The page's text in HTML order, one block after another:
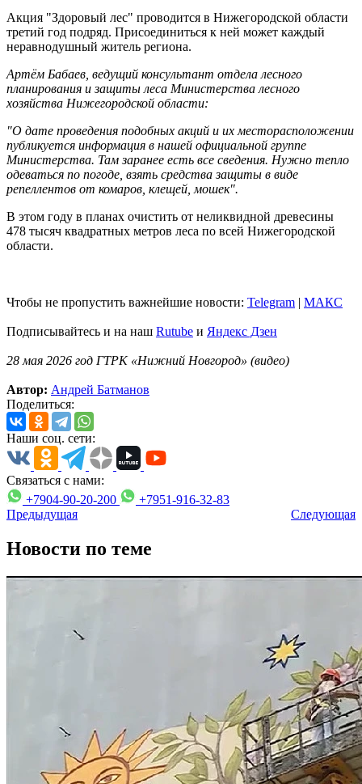
Акция "Здоровый лес" проводится в Нижегородской области
третий год подряд. Присоединиться к ней может каждый
неравнодушный житель региона.
Артём Бабаев, ведущий консультант отдела лесного
планирования и защиты леса Министерства лесного
хозяйства Нижегородской области:
"О дате проведения подобных акций и их месторасположении
публикуется информация в нашей официальной группе
Министерства. Там заранее есть все сведения. Нужно тепло
одеваться по погоде, взять средства защиты в виде
репеллентов от комаров, клещей, мошек".
В этом году в планах очистить от неликвидной древесины
478 тысяч квадратных метров леса по всей Нижегородской
области.
Чтобы не пропустить важнейшие новости: Telegram | MAКС
Подписывайтесь и на наш Rutube и Яндекс Дзен
28 мая 2026 год ГТРК «Нижний Новгород» (видео)
Автор: Андрей Батманов
Поделиться:
Наши соц. сети:
Связаться с нами:
+7904-90-20-200
+7951-916-32-83
Предыдущая
Следующая
Новости по теме